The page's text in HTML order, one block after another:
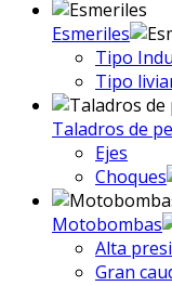
Esmeriles
Tipo
Tipo
Taladros de
Ejes
Choques
Motobombas
Alta
Gran